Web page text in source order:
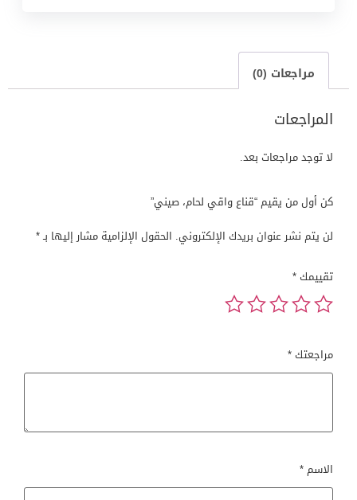
مراجعات (0)
المراجعات
لا توجد مراجعات بعد.
كن أول من يقيم “قناع واقي لحام، صيني”
لن يتم نشر عنوان بريدك الإلكتروني. الحقول الإلزامية مشار إليها بـ*
تقييمك*
مراجعتك*
الاسم*